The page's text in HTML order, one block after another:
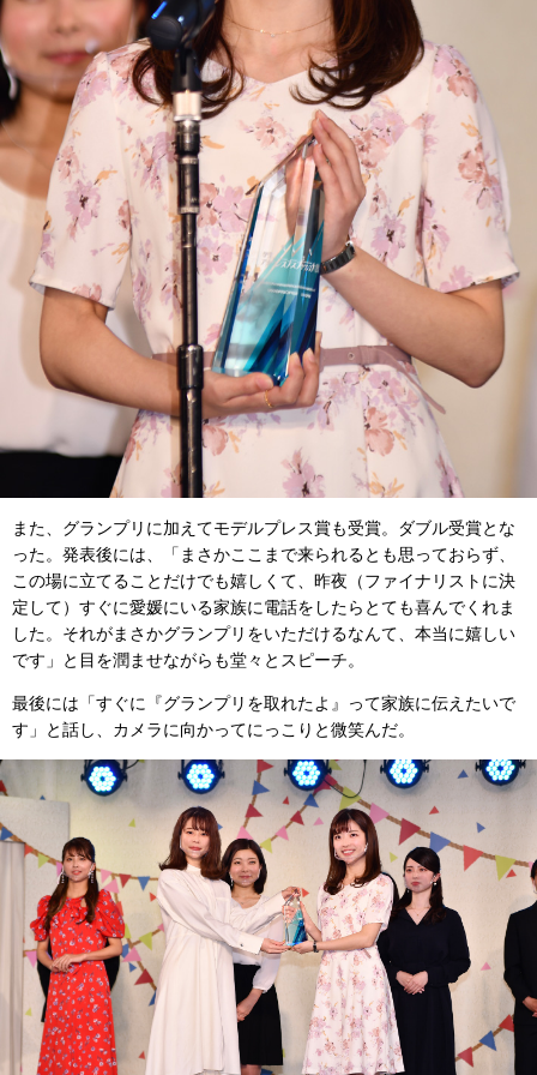
また、グランプリに加えてモデルプレス賞も受賞。ダブル受賞とな
った。発表後には、「まさかここまで来られるとも思っておらず、
この場に立てることだけでも嬉しくて、昨夜（ファイナリストに決
定して）すぐに愛媛にいる家族に電話をしたらとても喜んでくれま
した。それがまさかグランプリをいただけるなんて、本当に嬉しい
です」と目を潤ませながらも堂々とスピーチ。
最後には「すぐに『グランプリを取れたよ』って家族に伝えたいで
す」と話し、カメラに向かってにっこりと微笑んだ。